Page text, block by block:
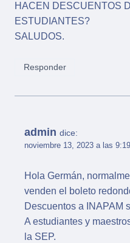
HACEN DESCUENTOS
ESTUDIANTES?
SALUDOS.
Responder
admin dice:
noviembre 13, 2023 a las
Hola Germán,
venden el boleto
Descuentos a INAPAM
A estudiantes y
la SEP.